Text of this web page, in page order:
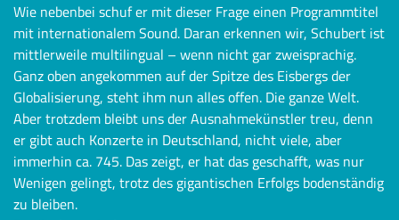
Wie nebenbei schuf er mit dieser Frage einen Programmtitel
mit internationalem Sound. Daran erkennen wir, Schubert ist
mittlerweile multilingual – wenn nicht gar zweisprachig.
Ganz oben angekommen auf der Spitze des Eisbergs der
Globalisierung, steht ihm nun alles offen. Die ganze Welt.
Aber trotzdem bleibt uns der Ausnahmekünstler treu, denn
er gibt auch Konzerte in Deutschland, nicht viele, aber
immerhin ca. 745. Das zeigt, er hat das geschafft, was nur
Wenigen gelingt, trotz des gigantischen Erfolgs bodenständig
zu bleiben.